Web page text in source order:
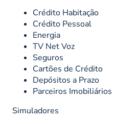
Crédito Habitação
Crédito Pessoal
Energia
TV Net Voz
Seguros
Cartões de Crédito
Depósitos a Prazo
Parceiros Imobiliários
Simuladores